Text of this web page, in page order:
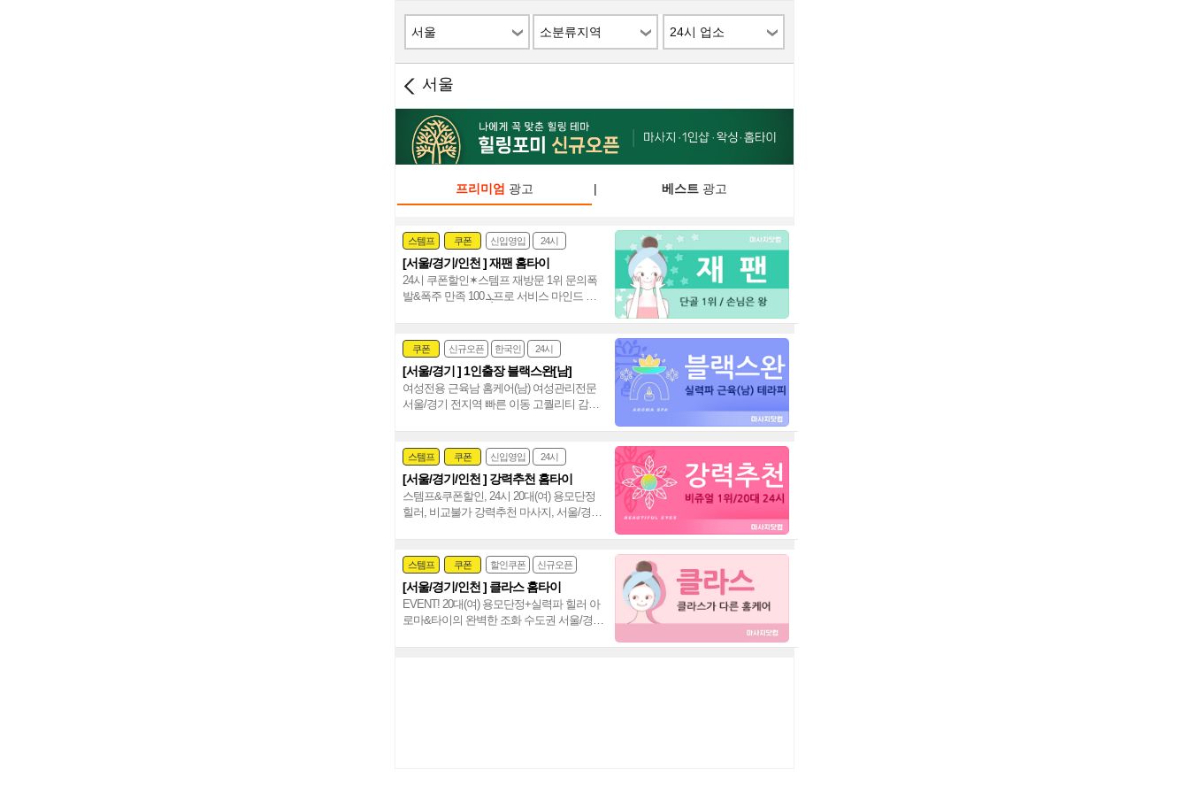
서울 소분류지역 24시 업소
서울
프리미엄 광고 | 베스트광고
스템프 쿠폰 신입영입 24시
여자힐러 감성전문
[서울/경기/인천 ] 재팬 홈타이
24시 쿠폰할인✶스템프 재방문 1위 문의폭
발&폭주 만족 ܓ 100프로 서비스 마인드 짱
쿠폰 신규오픈 한국인 24시
여성전문
[서울/경기 ] 1인출장 블랙스완[남]
여성전용 근육남 홈케어(남) 여성관리전문
서울/경기 전지역 빠른 이동 고퀄리티 감성
스템프 쿠폰 신입영입 24시
여자힐러 감성전문
[서울/경기/인천 ] 강력추천 홈타이
스템프&쿠폰할인, 24시 20대(여) 용모단정
힐러, 비교불가 강력추천 마사지, 서울/경
스템프 쿠폰 할인쿠폰 신규오픈
24시 홈케어
[서울/경기/인천 ] 클라스 홈타이
EVENT! 20대(여) 용모단정+실력파 힐러 아
로마&타이의 완벽한 조화 수도권 서울/경